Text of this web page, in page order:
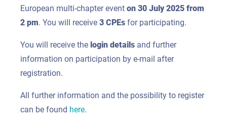
European multi-chapter event on 30 July 2025 from
2 pm. You will receive 3 CPEs for participating.
You will receive the login details and further
information on participation by e-mail after
registration.
All further information and the possibility to register
can be found here.